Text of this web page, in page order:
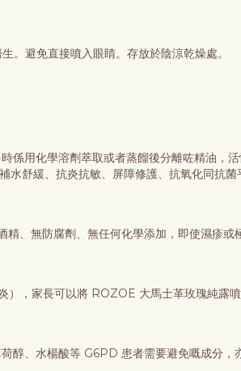
。避免直接噴入眼睛。存放於陰涼乾燥處。
係用化學溶劑萃取或者蒸餾後分離咗精油
舒緩、抗炎抗敏、屏障修護、抗氧化同抗菌
、無防腐劑、無任何化學添加，即使濕疹或
，家長可以將 ROZOE 大馬士革玫瑰純露
、水楊酸等 G6PD 患者需要避免嘅成分，